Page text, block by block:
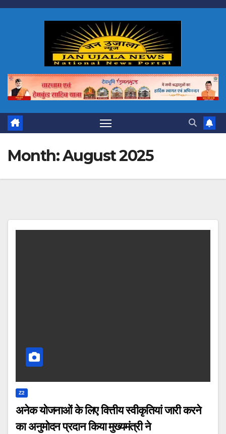
Skip
Month:August 2025
Z2
अनेक योजनाओं के लिए वित्तीय स्वीकृतियां जारी करने
का अनुमोदन प्रदान किया मुख्यमंत्री ने